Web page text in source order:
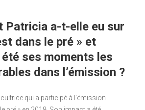
Patricia a-t-elle eu sur
dans le pré » et
ses moments les
dans l’émission ?
qui a participé à l’émission